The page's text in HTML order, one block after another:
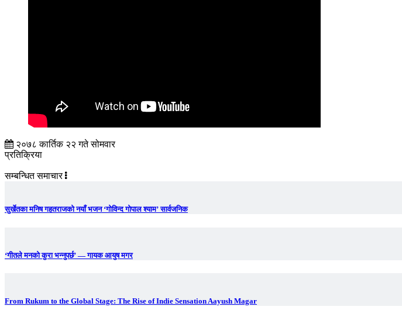
२०७८ कार्तिक २२ गते सोमवार
प्रतिक्रिया
सम्बन्धित समाचार
सुर्खेतका मनिष गहतराजको नयाँ भजन ‘गोविन्द गोपाल श्याम’ सार्वजनिक
‘गीतले मनको कुरा भन्नुपर्छ’ — गायक आयुष मगर
From Rukum to the Global Stage: The Rise of Indie Sensation Aayush Magar